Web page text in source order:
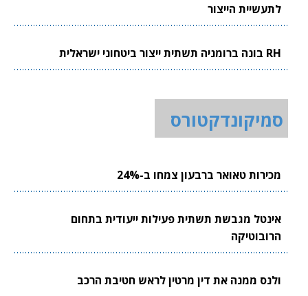
לתעשיית הייצור
RH בונה ברומניה תשתית ייצור ביטחוני ישראלית
סמיקונדקטורס
מכירות טאואר ברבעון צמחו ב-24%
אינטל מגבשת תשתית פעילות ייעודית בתחום
הרובוטיקה
ולנס ממנה את דין מרטין לראש חטיבת הרכב